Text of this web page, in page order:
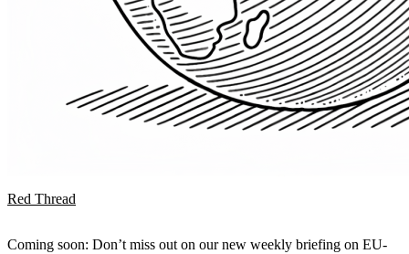
Red Thread
Coming soon: Don’t miss out on our new weekly briefing on EU-